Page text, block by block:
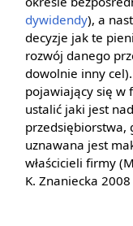
dywidendy), a
decyzje jak te
rozwój danego
dowolnie inny
pojawiający się w
ustalić jaki jest
przedsiębiorstwa,
uznawana jest
właścicieli firmy
K. Znaniecka 2008